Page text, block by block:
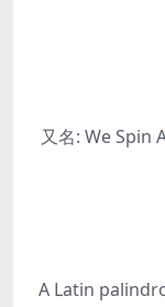
又名: We Spin
A Latin